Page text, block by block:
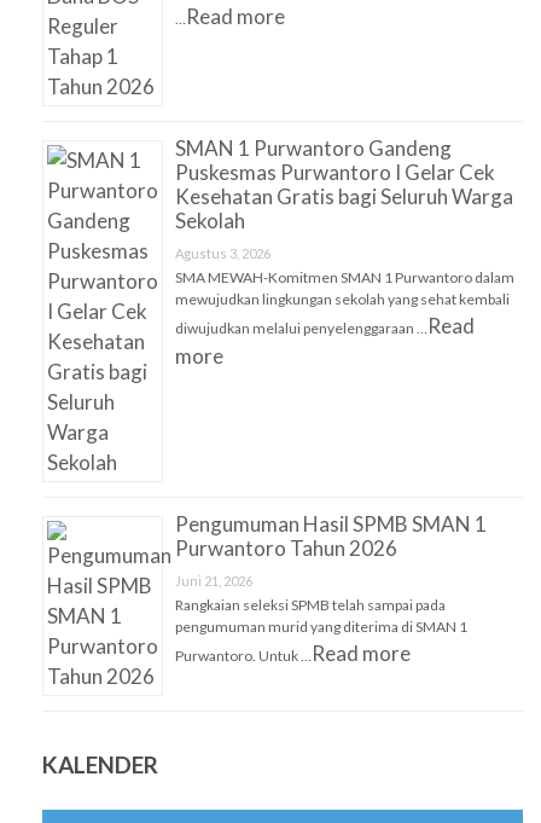
Read more
SMAN 1 Purwantoro Gandeng
Puskesmas Purwantoro I Gelar Cek
Kesehatan Gratis bagi Seluruh Warga
Sekolah
Agustus 3, 2026
SMA MEWAH-Komitmen SMAN 1 Purwantoro dalam
mewujudkan lingkungan sekolah yang sehat kembali
diwujudkan melalui penyelenggaraan …
Read
more
Pengumuman Hasil SPMB SMAN 1
Purwantoro Tahun 2026
Juni 21, 2026
Rangkaian seleksi SPMB telah sampai pada
pengumuman murid yang diterima di SMAN 1
Purwantoro. Untuk …
Read more
KALENDER